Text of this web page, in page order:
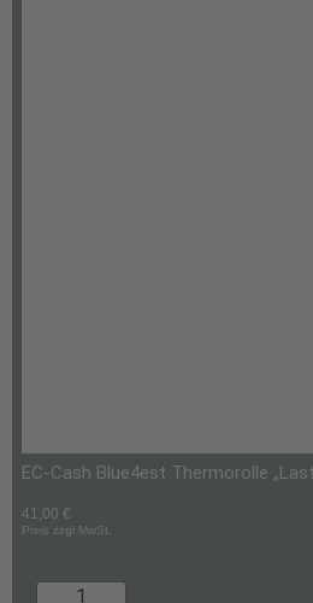
EC-Cash Blue4est Thermorolle
41,00 €
Preis zzgl MwSt.